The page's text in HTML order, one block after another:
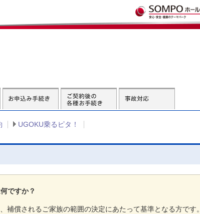
UGOKU乗るピタ！
ですか？
補償されるご家族の範囲の決定にあたって基準となる方です。